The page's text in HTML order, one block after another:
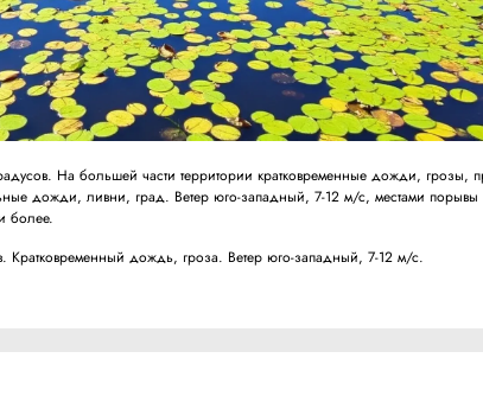
На большей части территории кратковременные дожди, грозы,
дожди, ливни, град. Ветер юго-западный, 7-12 м/с, местами порывы
более.
дождь, гроза. Ветер юго-западный, 7-12 м/с.